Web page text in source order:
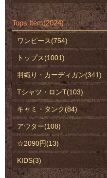
Tops Item(2024)
ワンピース(754)
トップス(1001)
羽織り・カーディガン(341)
Tシャツ・ロンT(103)
キャミ・タンク(84)
アウター(108)
☆2090円(13)
KIDS(3)